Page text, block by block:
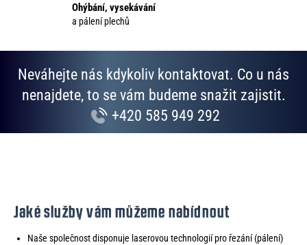
k
p
s
u
Ohýbání, vysekávání
a pálení plechů
Neváhejte nás kdykoliv kontaktovat. Co u nás
nenajdete, to se vám budeme snažit zajistit.
+420 585 949 292
Jaké služby vám můžeme nabídnout
Naše společnost disponuje laserovou technologií pro řezání (pálení)